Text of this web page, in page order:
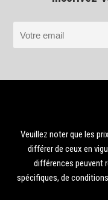
Veuillez noter que les
différer de ceux en
différences peuvent
spécifiques, de